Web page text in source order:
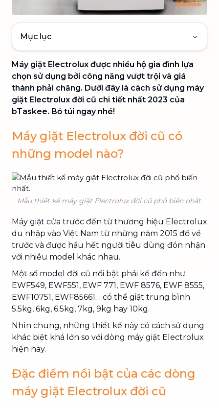
Mục lục
Máy giặt Electrolux được nhiều hộ gia đình lựa
chọn sử dụng bởi công năng vượt trội và giá
thành phải chăng. Dưới đây là cách sử dụng máy
giặt Electrolux đời cũ chi tiết nhất 2023 của
bTaskee. Bỏ túi ngay nhé!
Máy giặt Electrolux đời cũ có
những model nào?
Mẫu thiết kế máy giặt Electrolux đời cũ phổ biến nhất.
Máy giặt cửa trước đến từ thương hiệu Electrolux
du nhập vào Việt Nam từ những năm 2015 đổ về
trước và được hầu hết người tiêu dùng đón nhận
với nhiều model khác nhau.
Một số model đời cũ nổi bật phải kể đến như
EWF549, EWF551, EWF 771, EWF 8576, EWF 8555,
EWF10751, EWF85661… có thể giặt trung bình
5.5kg, 6kg, 6.5kg, 7kg, 9kg hay 10kg.
Nhìn chung, những thiết kế này có cách sử dụng
khác biệt khá lớn so với dòng máy giặt Electrolux
hiện nay.
Đặc điểm nổi bật của các dòng
máy giặt Electrolux đời cũ